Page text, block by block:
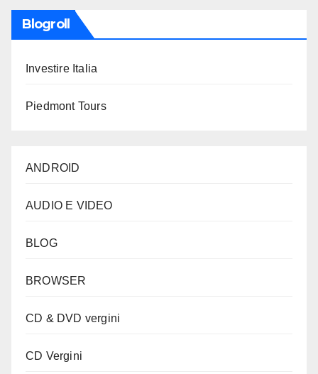
Blogroll
Investire Italia
Piedmont Tours
ANDROID
AUDIO E VIDEO
BLOG
BROWSER
CD & DVD vergini
CD Vergini